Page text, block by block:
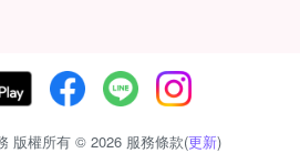
版權所有 © 2026 服務條款(更新)